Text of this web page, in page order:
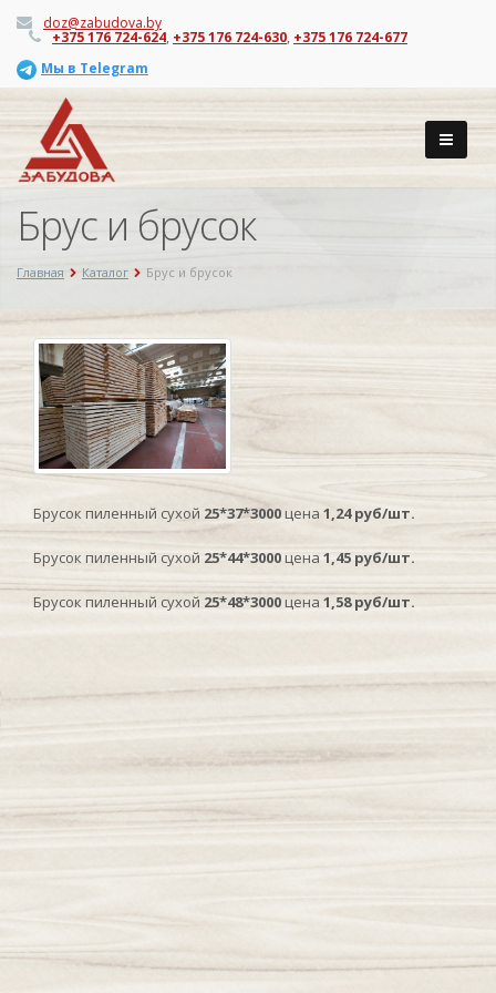
doz@zabudova.by
+375 176 724-624, +375 176 724-630, +375 176 724-677
Мы в Telegram
Брус и брусок
Главная Каталог Брус и брусок
Брусок пиленный сухой 25*37*3000 цена 1,24 руб/шт.
Брусок пиленный сухой 25*44*3000цена 1,45 руб/шт.
Брусок пиленный сухой 25*48*3000 цена 1,58 руб/шт.